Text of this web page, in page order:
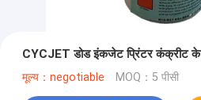
CYCJET डोड इंकजेट प्रिंटर कंक्रीट के
मूल्य：negotiable MOQ：5 पीसी